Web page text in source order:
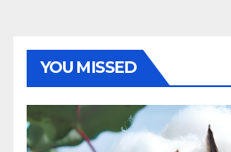
YOU MISSED